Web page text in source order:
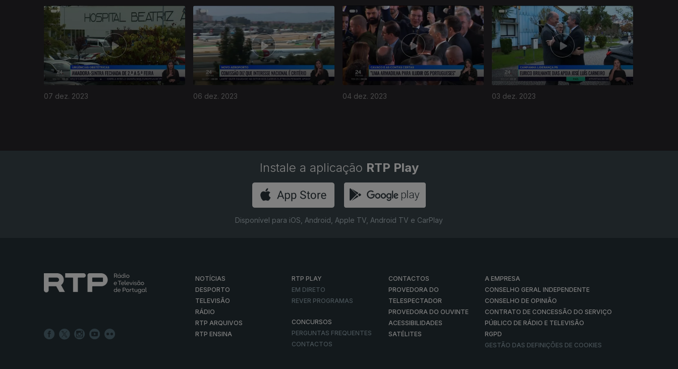
07 dez. 2023 06 dez. 2023 04 dez. 2023 03 dez. 2023
732386
Instale a aplicação RTP Play
Disponível para iOS, Android, Apple TV, Android TV e CarPlay
NOTÍCIAS
DESPORTO
TELEVISÃO
RÁDIO
RTP ARQUIVOS
RTP ENSINA
RTP PLAY
EM DIRETO
REVER PROGRAMAS
CONCURSOS
PERGUNTAS FREQUENTES
CONTACTOS
CONTACTOS
PROVEDORA DO
TELESPECTADOR
PROVEDORA DO OUVINTE
ACESSIBILIDADES
SATÉLITES
A EMPRESA
CONSELHO GERAL INDEPENDENTE
CONSELHO DE OPINIÃO
CONTRATO DE CONCESSÃO DO SERVIÇO
PÚBLICO DE RÁDIO E TELEVISÃO
RGPD
GESTÃO DAS DEFINIÇÕES DE COOKIES